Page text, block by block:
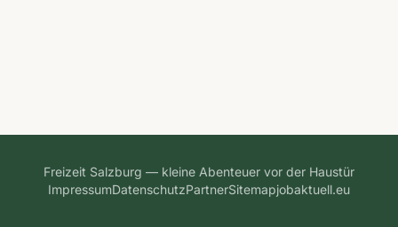
Freizeit Salzburg — kleine Abenteuer vor der Haustür
ImpressumDatenschutzPartnerSitemapjobaktuell.eu